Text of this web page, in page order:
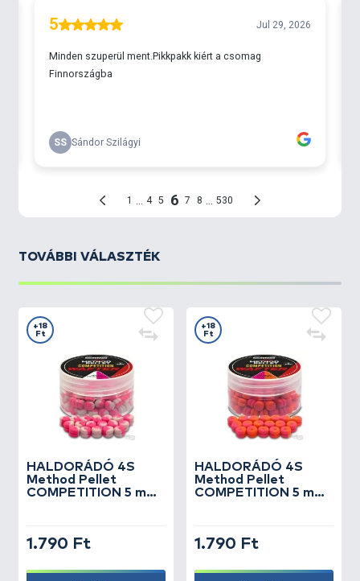
TOVÁBBI VÁLASZTÉK
HALDORÁDÓ 4S
Method Pellet
COMPETITION 5 mm
+18
Ft
1.790 Ft
HALDORÁDÓ 4S
Method Pellet
COMPETITION 5 mm
+18
Ft
1.790 Ft